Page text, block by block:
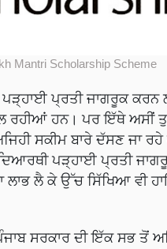
Mantri Scholarship Scheme
ਪ੍ਰਤੀ ਜਾਗਰੂਕ
ਰਹੀਆਂ ਹਨ। ਪਰ ਇੱਥੇ ਅਸੀਂ
ਸਕੀਮ ਬਾਰੇ ਦੱਸਣ ਜਾ ਰਹੇ
ਪੜ੍ਹਾਈ ਪ੍ਰਤੀ
ਲਾਭ ਲੈ ਕੇ ਉੱਚ ਸਿੱਖਿਆ ਵੀ
ਸਰਕਾਰ ਦੀ ਇੱਕ ਸਭ ਤੋਂ